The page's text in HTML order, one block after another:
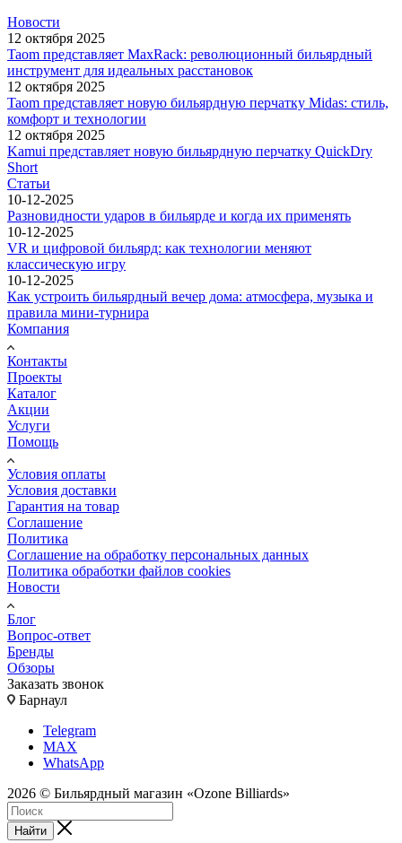
Новости
12 октября 2025
Taom представляет MaxRack: революционный бильярдный
инструмент для идеальных расстановок
12 октября 2025
Taom представляет новую бильярдную перчатку Midas: стиль,
комфорт и технологии
12 октября 2025
Kamui представляет новую бильярдную перчатку QuickDry
Short
Статьи
10-12-2025
Разновидности ударов в бильярде и когда их применять
10-12-2025
VR и цифровой бильярд: как технологии меняют
классическую игру
10-12-2025
Как устроить бильярдный вечер дома: атмосфера, музыка и
правила мини-турнира
Компания
Контакты
Проекты
Каталог
Акции
Услуги
Помощь
Условия оплаты
Условия доставки
Гарантия на товар
Соглашение
Политика
Соглашение на обработку персональных данных
Политика обработки файлов cookies
Новости
Блог
Вопрос-ответ
Бренды
Обзоры
Заказать звонок
Барнаул
Telegram
MAX
WhatsApp
2026 © Бильярдный магазин «Ozone Billiards»
Найти